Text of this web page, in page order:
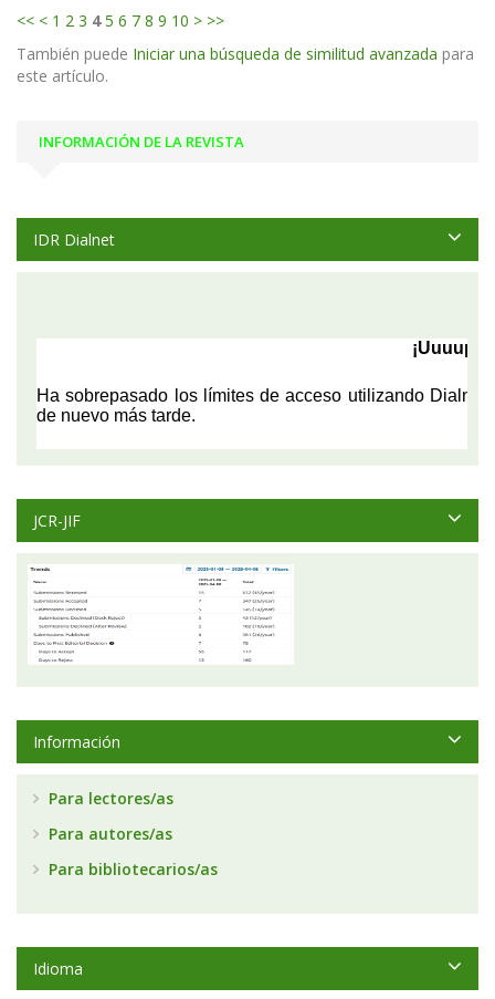
<< < 1 2 3 4 5 6 7 8 9 10 > >>
También puede Iniciar una búsqueda de similitud avanzada para
este artículo.
INFORMACIÓN DE LA REVISTA
IDR Dialnet
JCR-JIF
Información
Para lectores/as
Para autores/as
Para bibliotecarios/as
Idioma